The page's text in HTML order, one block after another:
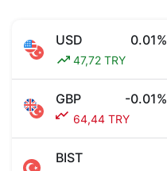
USD 0.01%
47,72 TRY
GBP -0.01%
64,44 TRY
BIST